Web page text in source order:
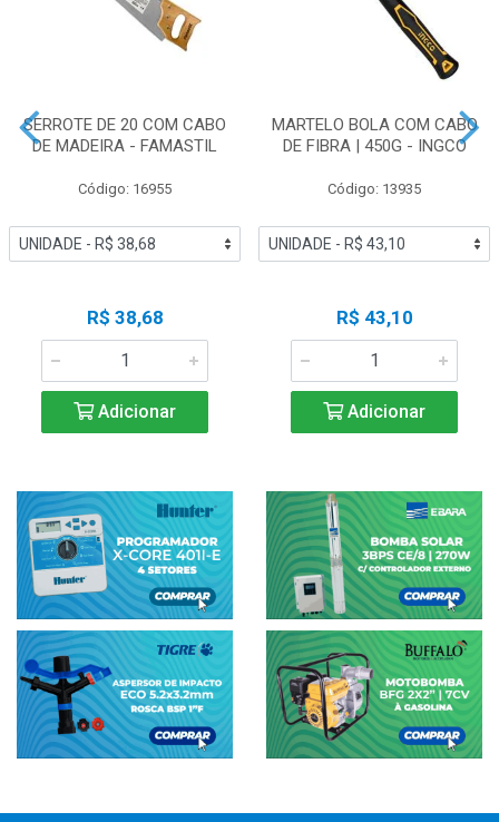
SERROTE DE 20 COM CABO
DE MADEIRA - FAMASTIL
Código: 16955
R$ 38,68
Adicionar
MARTELO BOLA COM CABO
DE FIBRA | 450G - INGCO
Código: 13935
R$ 43,10
Adicionar